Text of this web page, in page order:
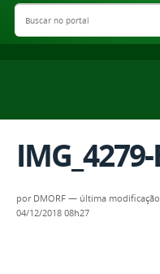
Buscar no portal
por DMORF — última modificação
04/12/2018 08h27